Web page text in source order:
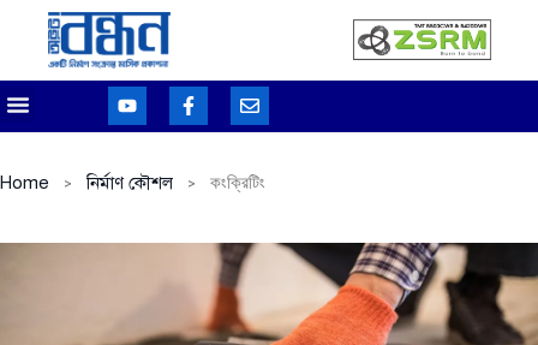
Home নির্মাণ কৌশল কংক্রিটিং